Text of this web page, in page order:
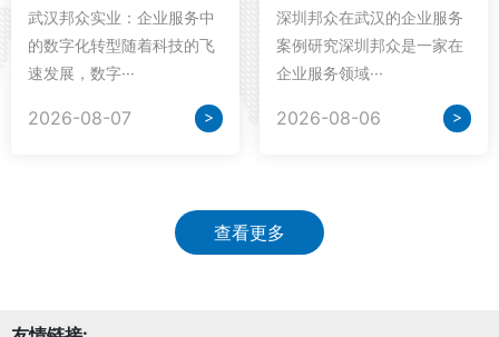
武汉邦众实业：企业服务中
的数字化转型随着科技的飞
速发展，数字···
2026-08-07 >
深圳邦众在武汉的企业服务
案例研究深圳邦众是一家在
企业服务领域···
2026-08-06 >
查看更多